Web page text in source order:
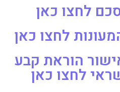
לחצו כאן
לחצו כאן
הוראת קבע
לחצו כאן